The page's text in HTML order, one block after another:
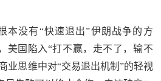
本没有“快速退出”伊朗战争的方
美国陷入“打不赢，走不了，输不
业思维中对“交易退出机制”的轻视